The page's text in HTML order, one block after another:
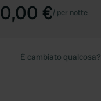
0,00 €/ per notte
È cambiato qualcosa?